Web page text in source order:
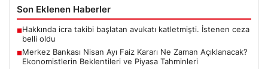
Son Eklenen Haberler
■Hakkında icra takibi başlatan avukatı katletmişti. İstenen ceza
belli oldu
■Merkez Bankası Nisan Ayı Faiz Kararı Ne Zaman Açıklanacak?
Ekonomistlerin Beklentileri ve Piyasa Tahminleri